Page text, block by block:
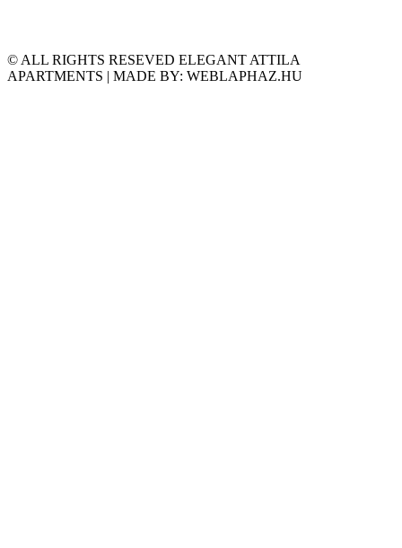
© ALL RIGHTS RESEVED ELEGANT ATTILA
APARTMENTS | MADE BY: WEBLAPHAZ.HU